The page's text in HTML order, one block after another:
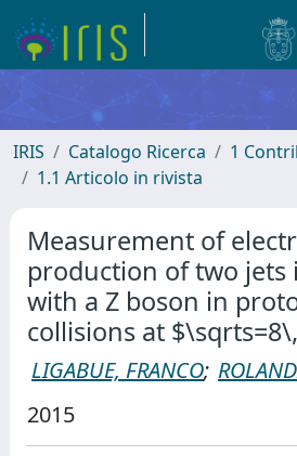
IRIS Catalogo Ricerca
1
1.1 Articolo in rivista
Measurement of
production of two jets
with a Z boson in
collisions at
LIGABUE, FRANCO;
2015